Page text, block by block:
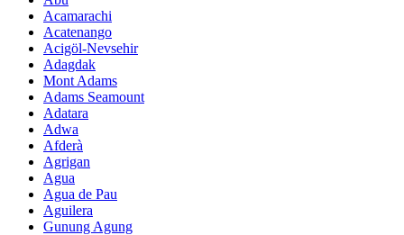
Acamarachi
Acatenango
Acigöl-Nevsehir
Adagdak
Mont Adams
Adams Seamount
Adatara
Adwa
Afderà
Agrigan
Agua
Agua de Pau
Aguilera
Gunung Agung